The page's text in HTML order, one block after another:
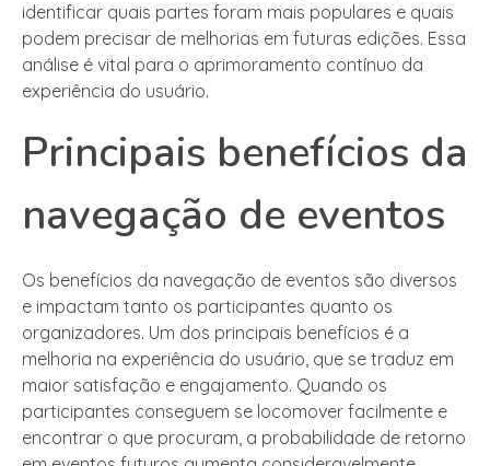
identificar quais partes foram mais populares e quais
podem precisar de melhorias em futuras edições. Essa
análise é vital para o aprimoramento contínuo da
experiência do usuário.
Principais benefícios da
navegação de eventos
Os benefícios da navegação de eventos são diversos
e impactam tanto os participantes quanto os
organizadores. Um dos principais benefícios é a
melhoria na experiência do usuário, que se traduz em
maior satisfação e engajamento. Quando os
participantes conseguem se locomover facilmente e
encontrar o que procuram, a probabilidade de retorno